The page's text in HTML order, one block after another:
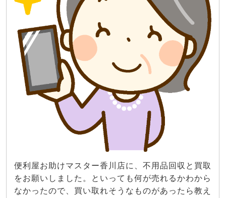
便利屋お助けマスター香川店に、不用品回収と買取
をお願いしました。といっても何が売れるかわから
なかったので、買い取れそうなものがあったら教え